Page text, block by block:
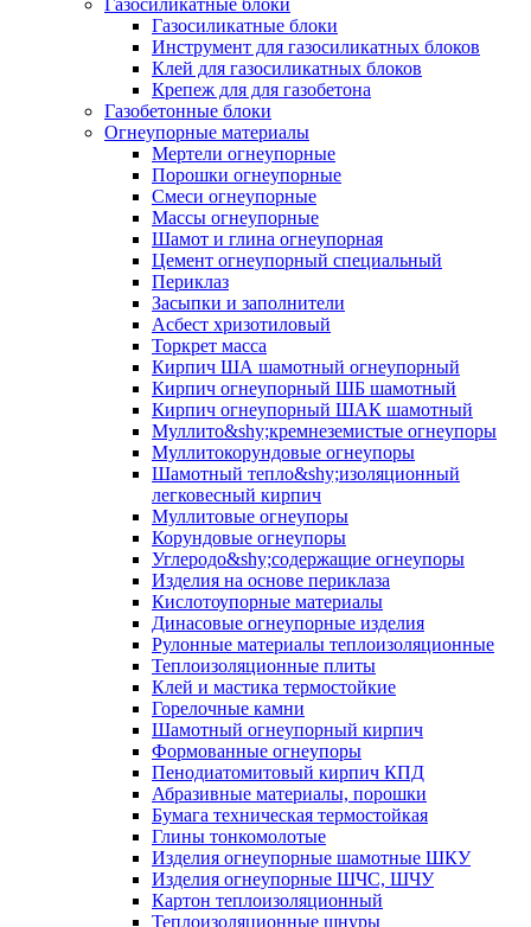
Газосиликатные блоки
Инструмент для газосиликатных блоков
Клей для газосиликатных блоков
Крепеж для для газобетона
Газобетонные блоки
Огнеупорные материалы
Мертели огнеупорные
Порошки огнеупорные
Смеси огнеупорные
Массы огнеупорные
Шамот и глина огнеупорная
Цемент огнеупорный специальный
Периклаз
Засыпки и заполнители
Асбест хризотиловый
Торкрет масса
Кирпич ША шамотный огнеупорный
Кирпич огнеупорный ШБ шамотный
Кирпич огнеупорный ШАК шамотный
Муллито&shy;­кремнеземистые огнеупоры
Муллито­корундовые огнеупоры
Шамотный тепло&shy;изоляционный
легковесный кирпич
Муллитовые огнеупоры
Корундовые огнеупоры
Углеродо&shy;содержащие огнеупоры
Изделия на основе периклаза
Кислотоупорные материалы
Динасовые огнеупорные изделия
Рулонные материалы теплоизоляционные
Тепло­изоляционные плиты
Клей и мастика термостойкие
Горелочные камни
Шамотный огнеупорный кирпич
Формованные огнеупоры
Пенодиатомитовый кирпич КПД
Абразивные материалы, порошки
Бумага техническая термостойкая
Глины тонкомолотые
Изделия огнеупорные шамотные ШКУ
Изделия огнеупорные ШЧС, ШЧУ
Картон теплоизоляционный
Теплоизоляционные шнуры